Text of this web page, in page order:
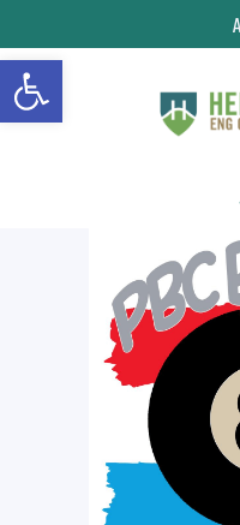
Ouvrir la barre d’outils